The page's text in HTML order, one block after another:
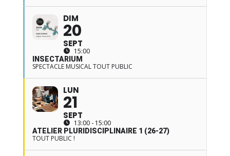
DIM
20
SEPT
15:00
INSECTARIUM
SPECTACLE MUSICAL TOUT PUBLIC
LUN
21
SEPT
13:00 - 15:00
ATELIER PLURIDISCIPLINAIRE 1 (26-27)
TOUT PUBLIC !